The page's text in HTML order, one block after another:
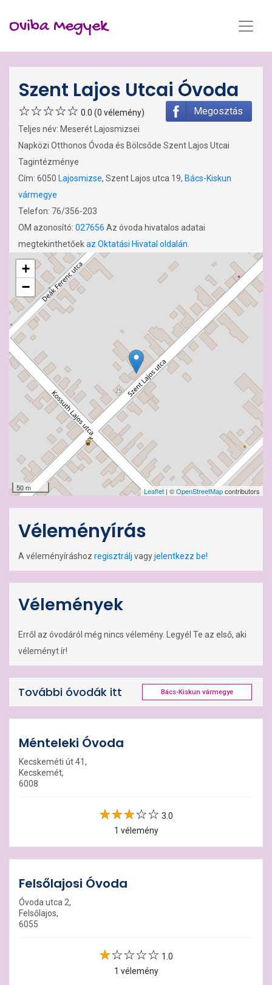
Oviba Megyek
Szent Lajos Utcai Óvoda
Megosztás
0.0 (0 vélemény)
Teljes név: Meserét Lajosmizsei
Napközi Otthonos Óvoda és Bölcsőde Szent Lajos Utcai
Tagintézménye
Cím: 6050 Lajosmizse, Szent Lajos utca 19, Bács-Kiskun
vármegye
Telefon: 76/356-203
OM azonosító: 027656 Az óvoda hivatalos adatai
megtekinthetőekaz Oktatási Hivatal oldalán
+
−
50 m Leaflet | ©OpenStreetMapcontributors
Véleményírás
A véleményíráshoz regisztrálj vagyjelentkezz be!
Vélemények
Erről az óvodáról még nincs vélemény. Legyél Te az első, aki
véleményt ír!
További óvodák itt Bács-Kiskun vármegye
Ménteleki Óvoda
Kecskeméti út 41,
Kecskemét,
6008
3.0
1 vélemény
Felsőlajosi Óvoda
Óvoda utca 2,
Felsőlajos,
6055
1.0
1 vélemény